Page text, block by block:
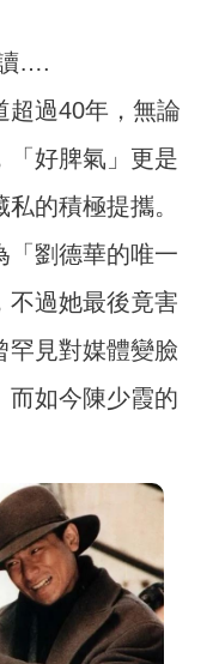
….
超過40年，無論
「好脾氣」更是
的積極提攜。
「劉德華的唯一
不過她最後竟害
罕見對媒體變臉
而如今陳少霞的